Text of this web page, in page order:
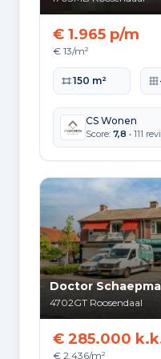
Praktisch
15.300
Middelbaar
21.230
Herkomst
Europa
8.305
Nederland
45.380
Buiten Europa
13.685
€ 1.965 p/m
€ 13/m²
Woonoppervlakte
150 m²
CS Wonen
Score: 7,8 • 111
Doctor
4702GT Roosendaal
€ 285.000
€ 2.436/m²